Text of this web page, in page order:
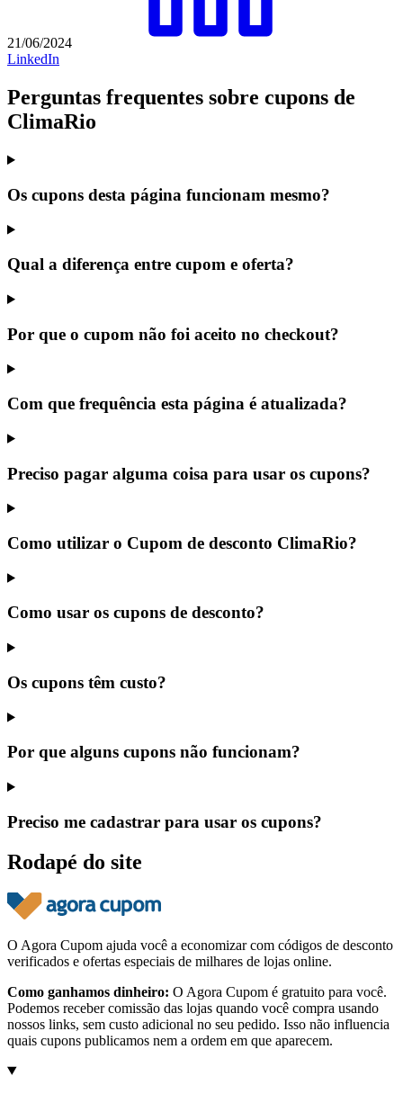
21/06/2024
LinkedIn
Perguntas frequentes sobre cupons de
ClimaRio
Os cupons desta página funcionam mesmo?
Qual a diferença entre cupom e oferta?
Por que o cupom não foi aceito no checkout?
Com que frequência esta página é atualizada?
Preciso pagar alguma coisa para usar os cupons?
Como utilizar o Cupom de desconto ClimaRio?
Como usar os cupons de desconto?
Os cupons têm custo?
Por que alguns cupons não funcionam?
Preciso me cadastrar para usar os cupons?
Rodapé do site
O Agora Cupom ajuda você a economizar com códigos de desconto
verificados e ofertas especiais de milhares de lojas online.
Como ganhamos dinheiro: O Agora Cupom é gratuito para você.
Podemos receber comissão das lojas quando você compra usando
nossos links, sem custo adicional no seu pedido. Isso não influencia
quais cupons publicamos nem a ordem em que aparecem.